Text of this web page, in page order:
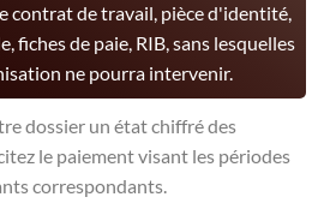
contrat de travail, pièce d'identité,
fiches de paie, RIB, sans lesquelles
ne pourra intervenir.
dossier un état chiffré des
le paiement visant les périodes
correspondants.